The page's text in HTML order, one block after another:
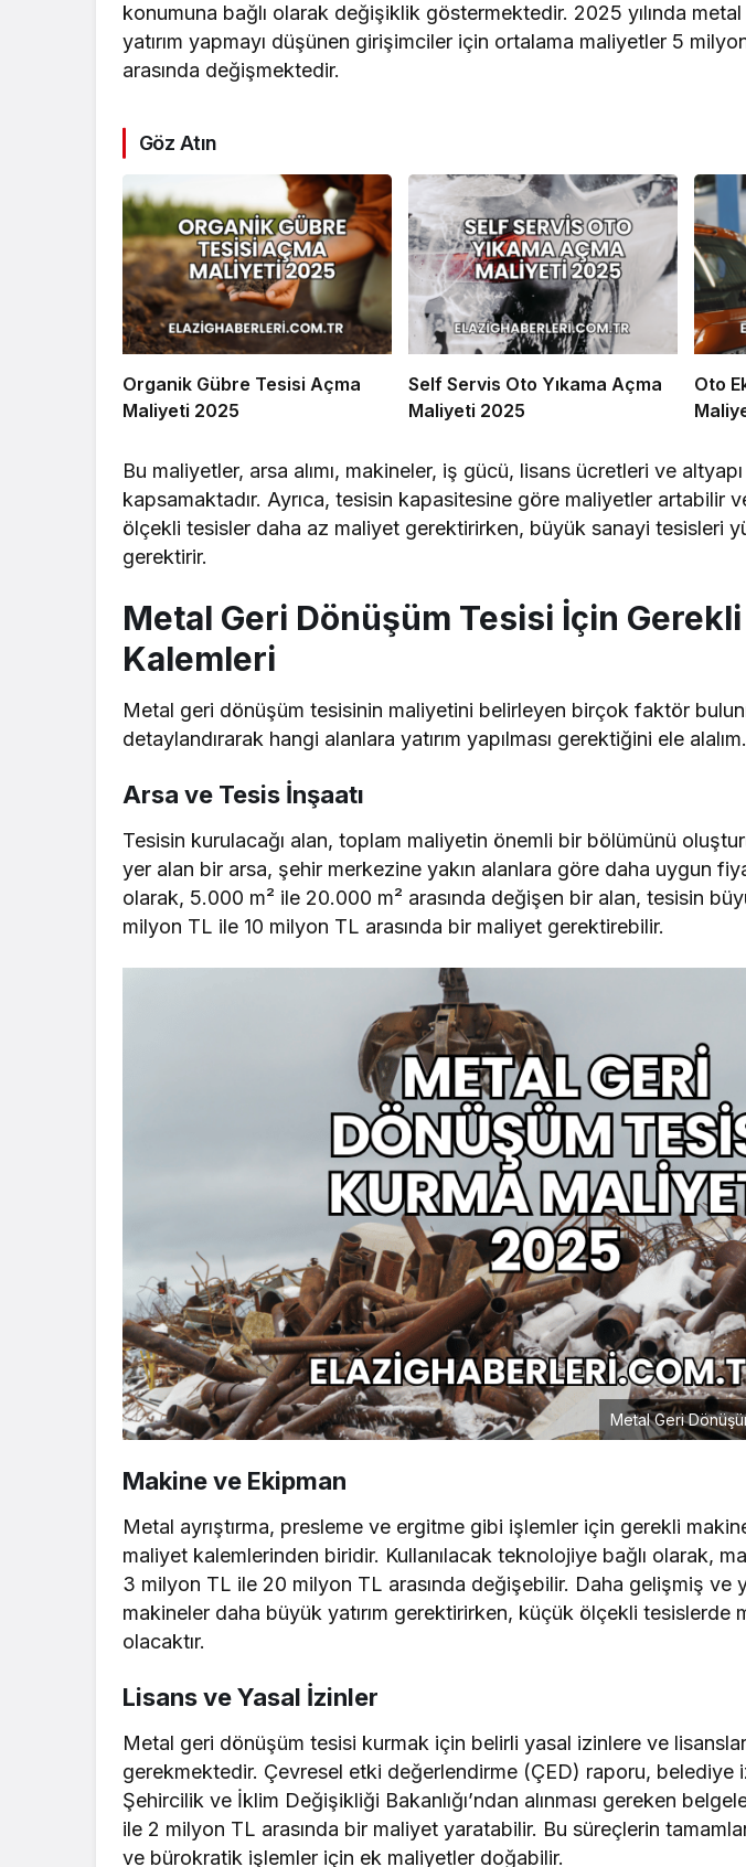
konumuna bağlı olarak değişiklik göstermektedir. 2025 yılında
yatırım yapmayı düşünen girişimciler için ortalama maliyetler 5
arasında değişmektedir.
Göz Atın
Organik Gübre Tesisi Açma
Maliyeti 2025
Self Servis Oto Yıkama Açma
Maliyeti 2025
Oto
Bu maliyetler, arsa alımı, makineler, iş gücü, lisans ücretleri ve altyapı
kapsamaktadır. Ayrıca, tesisin kapasitesine göre maliyetler artabilir
ölçekli tesisler daha az maliyet gerektirirken, büyük sanayi tesisleri
gerektirir.
Metal Geri Dönüşüm Tesisi İçin Gerekli
Kalemleri
Metal geri dönüşüm tesisinin maliyetini belirleyen birçok faktör
detaylandırarak hangi alanlara yatırım yapılması gerektiğini ele alalım.
Arsa ve Tesis İnşaatı
Tesisin kurulacağı alan, toplam maliyetin önemli bir bölümünü
yer alan bir arsa, şehir merkezine yakın alanlara göre daha uygun
olarak, 5.000 m² ile 20.000 m² arasında değişen bir alan, tesisin
milyon TL ile 10 milyon TL arasında bir maliyet gerektirebilir.
Metal Geri
Makine ve Ekipman
Metal ayrıştırma, presleme ve ergitme gibi işlemler için gerekli
maliyet kalemlerinden biridir. Kullanılacak teknolojiye bağlı olarak,
3 milyon TL ile 20 milyon TL arasında değişebilir. Daha gelişmiş ve
makineler daha büyük yatırım gerektirirken, küçük ölçekli tesislerde
olacaktır.
Lisans ve Yasal İzinler
Metal geri dönüşüm tesisi kurmak için belirli yasal izinlere ve
gerekmektedir. Çevresel etki değerlendirme (ÇED) raporu, belediye
Şehircilik ve İklim Değişikliği Bakanlığı’ndan alınması gereken
ile 2 milyon TL arasında bir maliyet yaratabilir. Bu süreçlerin
ve bürokratik işlemler için ek maliyetler doğabilir.